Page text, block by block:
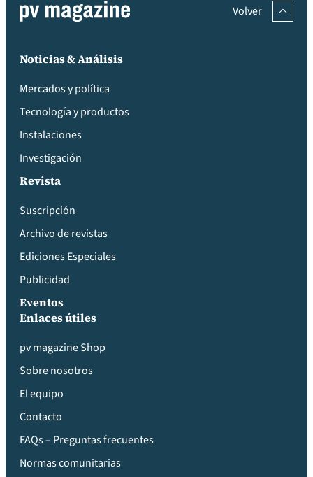
Volver
Noticias & Análisis
Mercados y política
Tecnología y productos
Instalaciones
Investigación
Revista
Suscripción
Archivo de revistas
Ediciones Especiales
Publicidad
Eventos
Enlaces útiles
pv magazine Shop
Sobre nosotros
El equipo
Contacto
FAQs – Preguntas frecuentes
Normas comunitarias